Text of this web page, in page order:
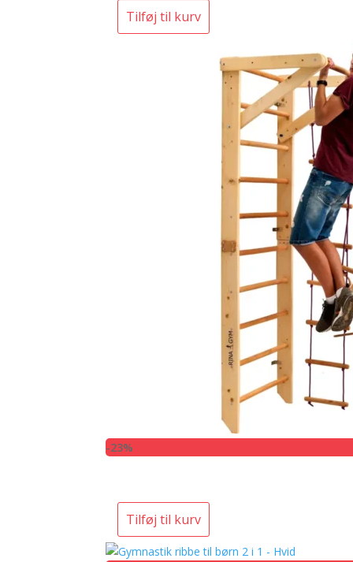
Tilføj til kurv
-23%
Tilføj til kurv